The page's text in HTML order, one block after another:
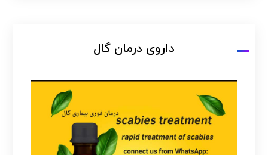
داروی درمان گال